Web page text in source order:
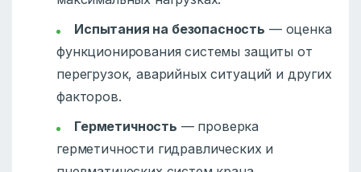
Испытания на безопасность — оценка
функционирования системы защиты от
перегрузок, аварийных ситуаций и других
факторов.
Герметичность — проверка
герметичности гидравлических и